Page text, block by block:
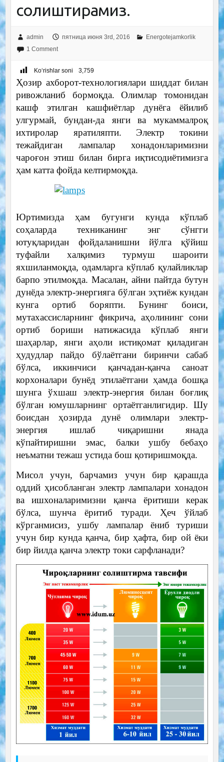
солиштирамиз.
admin пятница июня 3rd, 2016
Energotejamkorlik
1 Comment
Ko‘rishlar soni 3,759
Ҳозир ахборот-технологиялари шиддат билан
ривожланиб бормоқда. Олимлар томонидан
кашф этилган кашфиётлар дунёга ёйилиб
улгурмай, бундан-да янги ва мукаммалроқ
ихтиролар яратиляпти. Электр токини
тежайдиган лампалар хонадонларимизни
чароғон этиш билан бирга иқтисодиётимизга
ҳам катта фойда келтирмоқда.
Юртимизда ҳам бугунги кунда кўплаб
соҳаларда техниканинг энг сўнгги
ютуқларидан фойдаланишни йўлга қўйиш
туфайли халқимиз турмуш шароити
яхшиланмоқда, одамларга кўплаб қулайликлар
барпо этилмоқда. Масалан, айни пайтда бутун
дунёда электр-энергияга бўлган эҳтиёж кундан
кунга ортиб боряпти. Бунинг боиси,
мутахассисларнинг фикрича, аҳолининг сони
ортиб бориши натижасида кўплаб янги
шаҳарлар, янги аҳоли истиқомат қиладиган
ҳудудлар пайдо бўлаётгани биринчи сабаб
бўлса, иккинчиси қанчадан-қанча саноат
корхоналари бунёд этилаётгани ҳамда бошқа
шунга ўхшаш электр-энергия билан боғлиқ
бўлган юмушларнинг ортаётганлигидир. Шу
боисдан ҳозирда дунё олимлари электр-
энергия ишлаб чиқаришни янада
кўпайтиришни эмас, балки ушбу бебаҳо
неъматни тежаш устида бош қотиришмоқда.
Мисол учун, барчамиз учун бир қарашда
оддий ҳисобланган электр лампалари хонадон
ва ишхоналаримизни қанча ёритиши керак
бўлса, шунча ёритиб туради. Ҳеч ўйлаб
кўрганмисиз, ушбу лампалар ёниб туриши
учун бир кунда қанча, бир ҳафта, бир ой ёки
бир йилда қанча электр токи сарфланади?